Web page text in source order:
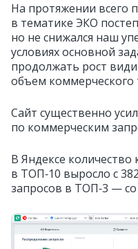
На протяжении всего
в тематике ЭКО
но не снижался наш
условиях основной
продолжать рост
объем коммерческого
Сайт существенно
по коммерческим
В Яндексе
в ТОП‑10 выросло с
запросов в ТОП‑3 — со